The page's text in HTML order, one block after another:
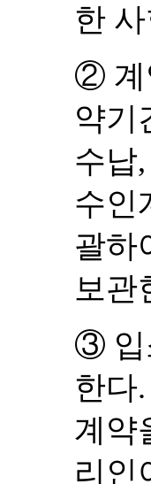
한
②
약기
수납,
수인
괄하
보관
③
한다.
계약
리인